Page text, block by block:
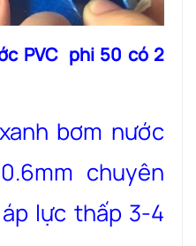
PVC phi 50 có 2
bơm nước
chuyên
lực thấp 3-4